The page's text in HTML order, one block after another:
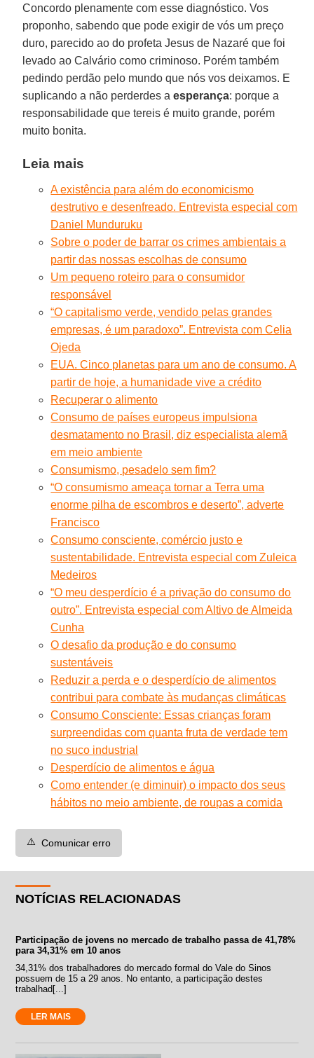
Concordo plenamente com esse diagnóstico. Vos
proponho, sabendo que pode exigir de vós um preço
duro, parecido ao do profeta Jesus de Nazaré que foi
levado ao Calvário como criminoso. Porém também
pedindo perdão pelo mundo que nós vos deixamos. E
suplicando a não perderdes aesperança: porque a
responsabilidade que tereis é muito grande, porém
muito bonita.
Leia mais
A existência para além do economicismo
destrutivo e desenfreado. Entrevista especial com
Daniel Munduruku
Sobre o poder de barrar os crimes ambientais a
partir das nossas escolhas de consumo
Um pequeno roteiro para o consumidor
responsável
“O capitalismo verde, vendido pelas grandes
empresas, é um paradoxo”. Entrevista com Celia
Ojeda
EUA. Cinco planetas para um ano de consumo. A
partir de hoje, a humanidade vive a crédito
Recuperar o alimento
Consumo de países europeus impulsiona
desmatamento no Brasil, diz especialista alemã
em meio ambiente
Consumismo, pesadelo sem fim?
“O consumismo ameaça tornar a Terra uma
enorme pilha de escombros e deserto”, adverte
Francisco
Consumo consciente, comércio justo e
sustentabilidade. Entrevista especial com Zuleica
Medeiros
“O meu desperdício é a privação do consumo do
outro”. Entrevista especial com Altivo de Almeida
Cunha
O desafio da produção e do consumo
sustentáveis
Reduzir a perda e o desperdício de alimentos
contribui para combate às mudanças climáticas
Consumo Consciente: Essas crianças foram
surpreendidas com quanta fruta de verdade tem
no suco industrial
Desperdício de alimentos e água
Como entender (e diminuir) o impacto dos seus
hábitos no meio ambiente, de roupas a comida
⚠️ Comunicar erro
NOTÍCIAS RELACIONADAS
Participação de jovens no mercado de trabalho passa de 41,78%
para 34,31% em 10 anos
34,31% dos trabalhadores do mercado formal do Vale do Sinos
possuem de 15 a 29 anos. No entanto, a participação destes
trabalhad[...]
LER MAIS